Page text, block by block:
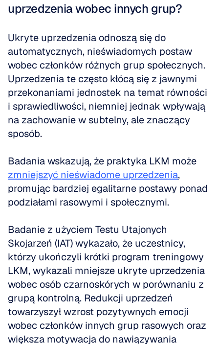
uprzedzenia wobec innych grup?
Ukryte uprzedzenia odnoszą się do
automatycznych, nieświadomych postaw
wobec członków różnych grup społecznych.
Uprzedzenia te często kłócą się z jawnymi
przekonaniami jednostek na temat równości
i sprawiedliwości, niemniej jednak wpływają
na zachowanie w subtelny, ale znaczący
sposób.
zmniejszyć nieświadome uprzedzenia,
promując bardziej egalitarne postawy ponad
podziałami rasowymi i społecznymi.
Badanie z użyciem Testu Utajonych
Skojarzeń (IAT) wykazało, że uczestnicy,
którzy ukończyli krótki program treningowy
LKM, wykazali mniejsze ukryte uprzedzenia
wobec osób czarnoskórych w porównaniu z
grupą kontrolną. Redukcji uprzedzeń
towarzyszył wzrost pozytywnych emocji
wobec członków innych grup rasowych oraz
większa motywacja do nawiązywania